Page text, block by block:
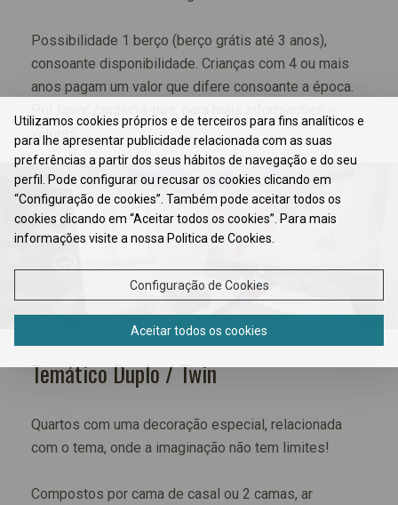
Possibilidade 1 berço (berço grátis até 3 anos),
consoante disponibilidade. Crianças com 4 ou mais
anos pagam um valor que difere consoante a época.
valores.
Temático Duplo / Twin
Quartos com uma decoração especial, relacionada
com o tema, onde a imaginação não tem limites!
Compostos por cama de casal ou 2 camas, ar
Utilizamos cookies próprios e de terceiros para fins analíticos e
para lhe apresentar publicidade relacionada com as suas
preferências a partir dos seus hábitos de navegação e do seu
perfil. Pode configurar ou recusar os cookies clicando em
“Configuração de cookies”. Também pode aceitar todos os
cookies clicando em “Aceitar todos os cookies”. Para mais
informações visite a nossa Politica de Cookies.
Configuração de Cookies
Aceitar todos os cookies